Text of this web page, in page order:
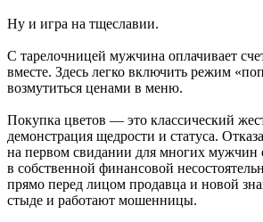
Ну и игра на тщеславии.
С тарелочницей мужчина оплачивает
вместе. Здесь легко включить режим
возмутиться ценами в меню.
Покупка цветов — это классический
демонстрация щедрости и статуса.
на первом свидании для многих мужчин
в собственной финансовой
прямо перед лицом продавца и новой
стыде и работают мошенницы.